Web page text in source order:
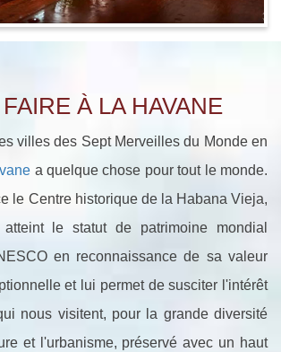
À LA HAVANE
villes des Sept Merveilles du Monde en
a quelque chose pour tout le monde.
le Centre historique de la Habana Vieja,
le statut de patrimoine mondial
en reconnaissance de sa valeur
et lui permet de susciter l'intérêt
nous visitent, pour la grande diversité
et l'urbanisme, préservé avec un haut